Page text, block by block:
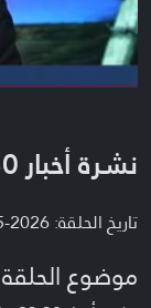
نشرة أخبار 23:30
تاريخ الحلقة: 2026-05-29
موضوع الحلقة